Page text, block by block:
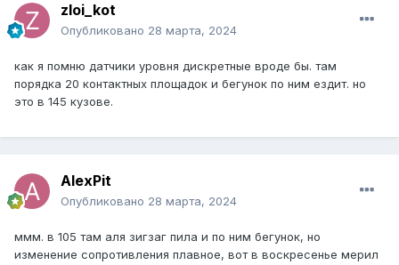
zloi_kot
Опубликовано 28 марта, 2024
как я помню датчики уровня дискретные вроде бы. там
порядка 20 контактных площадок и бегунок по ним ездит. но
это в 145 кузове.
AlexPit
Опубликовано 28 марта, 2024
ммм. в 105 там аля зигзаг пила и по ним бегунок, но
изменение сопротивления плавное, вот в воскресенье мерил